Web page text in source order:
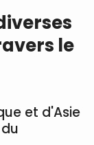
le
et d'Asie